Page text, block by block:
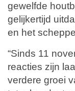
gewelfde
gelijkertijd
en het
“Sinds 11
reacties zijn
verdere groei